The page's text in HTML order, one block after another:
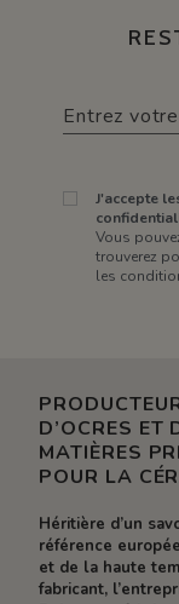
J'accepte
Vous
trouverez
les
D’OCRES ET
MATIÈRES
POUR LA
Héritière d’un
référence
et de la haute
fabricant,